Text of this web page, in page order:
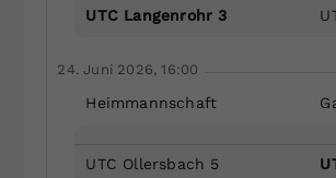
UTC Langenrohr 3
24. Juni 2026, 16:00
Heimmannschaft
UTC Ollersbach 5